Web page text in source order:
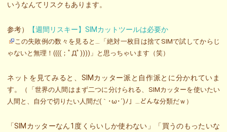
いうなんてリスクもあります。
参考） 【週間リスキー】SIMカットツールは必要か
この失敗例の数々を見ると…「絶対一枚目は捨てSIMで試してからじ
ゃないと無理！((((；ﾟДﾟ))))」と思っちゃいます（笑）
ネットを見てみると、SIMカッター派と自作派とに分かれていま
す。
（「世界の人間はまず二つに分けられる、SIMカッターを使いたい
人間と、自分で切りたい人間だ(｀･ω･´)ﾉ」…どんな分類だｗ）
「SIMカッターなん1度くらいしか使わない」「買うのもったいな